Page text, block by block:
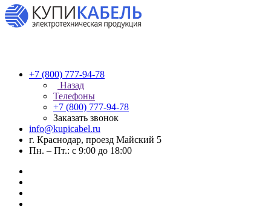
+7 (800) 777-94-78
Назад
Телефоны
+7 (800) 777-94-78
Заказать звонок
info@kupicabel.ru
г. Краснодар, проезд Майский 5
Пн. – Пт.: с 9:00 до 18:00